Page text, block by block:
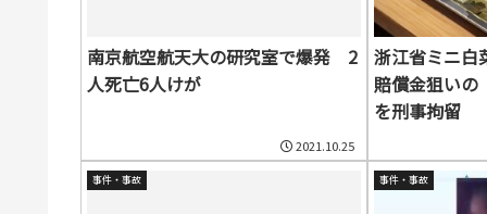
南京航空航天大の研究室で爆発 2
人死亡6人けが
2021.10.25
浙江省ミニ白
賠償金狙いの
を刑事拘留
事件・事故 事件・事故